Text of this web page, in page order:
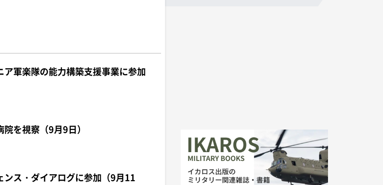
軍楽隊の能力構築支援事業に参加
を視察（9月9日）
ンス・ダイアログに参加（9月11